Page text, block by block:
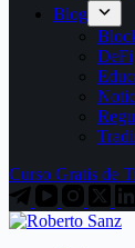
Blog
DeFi
Curso Gratis de